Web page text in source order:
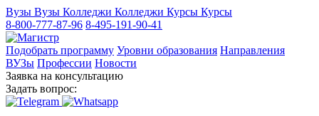
Вузы Вузы Колледжи Колледжи Курсы Курсы
8-800-777-87-96 8-495-191-90-41
Подобрать программу Уровни образования Направления
ВУЗы Профессии Новости
Заявка на консультацию
Задать вопрос: